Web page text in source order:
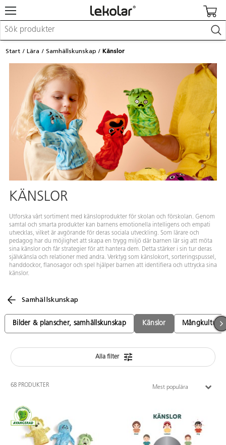
Möbler & inredning
Barnvagnar & småbarnsartiklar
Skolförbrukning & kontorsmaterial
Logga in / Registrera dig
Hitta din säljare
Start Lära Samhällskunskap Känslor
KÄNSLOR
Utforska vårt sortiment med känsloprodukter för skolan och förskolan. Genom
samtal och smarta produkter kan barnens emotionella intelligens och empati
utvecklas, vilket är avgörande för deras sociala utveckling. Som lärare och
pedagog har du möjlighet att skapa en trygg miljö där barnen lär sig att möta
sina känslor och får strategier för att hantera dem. Detta stärker i sin tur deras
självkänsla och relationer med andra. Verktyg som känslokort, sorteringspussel,
handdockor, flanosagor och spel hjälper barnen att identifiera och uttrycka sina
känslor.
Samhällskunskap
Bilder & planscher, samhällskunskap Känslor Mångkultur
Alla filter
68 PRODUKTER Mest populära